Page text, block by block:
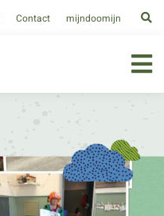
Contact mijndoomijn